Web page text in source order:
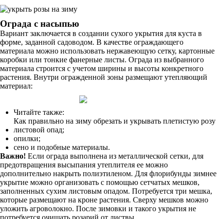
Ограда с насыпью
Вариант заключается в создании сухого укрытия для куста в
форме, заданной садоводом. В качестве ограждающего
материала можно использовать нержавеющую сетку, картонные
коробки или тонкие фанерные листы. Ограда из выбранного
материала строится с учетом ширины и высоты конкретного
растения. Внутри огражденной зоны размещают утепляющий
материал:
Читайте также:
Как правильно на зиму обрезать и укрывать плетистую розу
листовой опад;
опилки;
сено и подобные материалы.
Важно! Если ограда выполнена из металлической сетки, для
предотвращения высыпания утеплителя ее можно
дополнительно накрыть полиэтиленом. Для флорибунды зимнее
укрытие можно организовать с помощью сетчатых мешков,
заполненных сухим листовым опадом. Потребуется три мешка,
которые размещают на кроне растения. Сверху мешков можно
уложить агроволокно. После зимовки и такого укрытия не
потребуется очищать розарий от листвы.